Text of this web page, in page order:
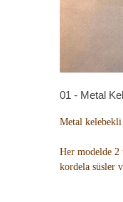
01 - Metal
Metal
Her modelde 2
kordela süsler